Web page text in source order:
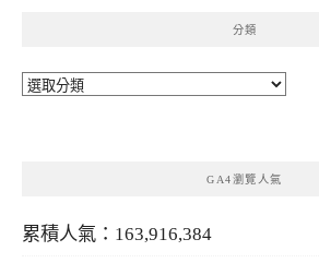
分類
分
GA4瀏覽人氣
累積人氣：163,916,384